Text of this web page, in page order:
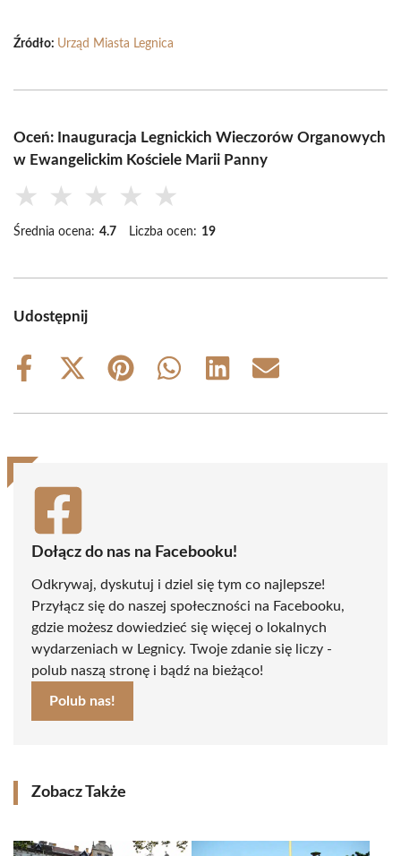
Źródło: Urząd Miasta Legnica
Oceń: Inauguracja Legnickich Wieczorów Organowych
w Ewangelickim Kościele Marii Panny
★ ★ ★ ★ ★
Średnia ocena: 4.7 Liczba ocen: 19
Udostępnij
Share
Share
(Twitter)
Share
Share
Share
Share
Dołącz do nas na Facebooku!
Odkrywaj, dyskutuj i dziel się tym co najlepsze!
Przyłącz się do naszej społeczności na Facebooku,
gdzie możesz dowiedzieć się więcej o lokalnych
wydarzeniach w Legnicy. Twoje zdanie się liczy -
polub naszą stronę i bądź na bieżąco!
Polub nas!
Zobacz Także